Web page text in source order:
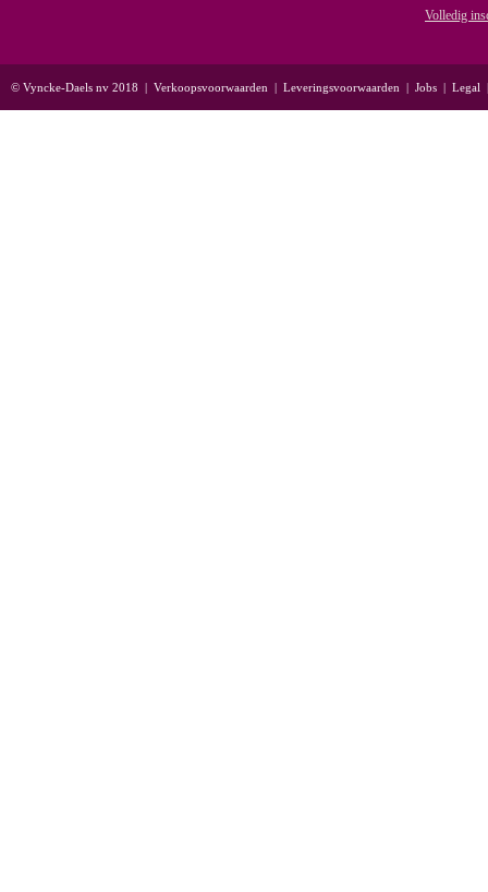
Volledig
© Vyncke-Daels nv 2018 | Verkoopsvoorwaarden | Leveringsvoorwaarden | Jobs | Legal